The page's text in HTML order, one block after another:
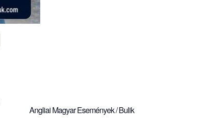
Angliai Magyar Események / Bulik